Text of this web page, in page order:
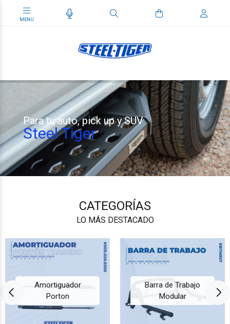
Para tu auto, pick up y SUV
Steel Tiger
CATEGORÍAS
LO MÁS DESTACADO
Amortiguador
Porton
Barra de Trabajo
Modular